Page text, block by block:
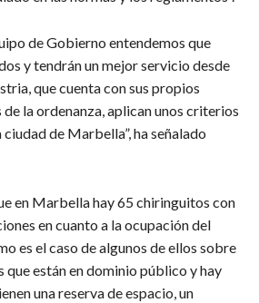
de Gobierno entendemos que
y tendrán un mejor servicio desde
que cuenta con sus propios
la ordenanza, aplican unos criterios
de Marbella”, ha señalado
en Marbella hay 65 chiringuitos con
en cuanto a la ocupación del
es el caso de algunos de ellos sobre
que están en dominio público y hay
una reserva de espacio, un